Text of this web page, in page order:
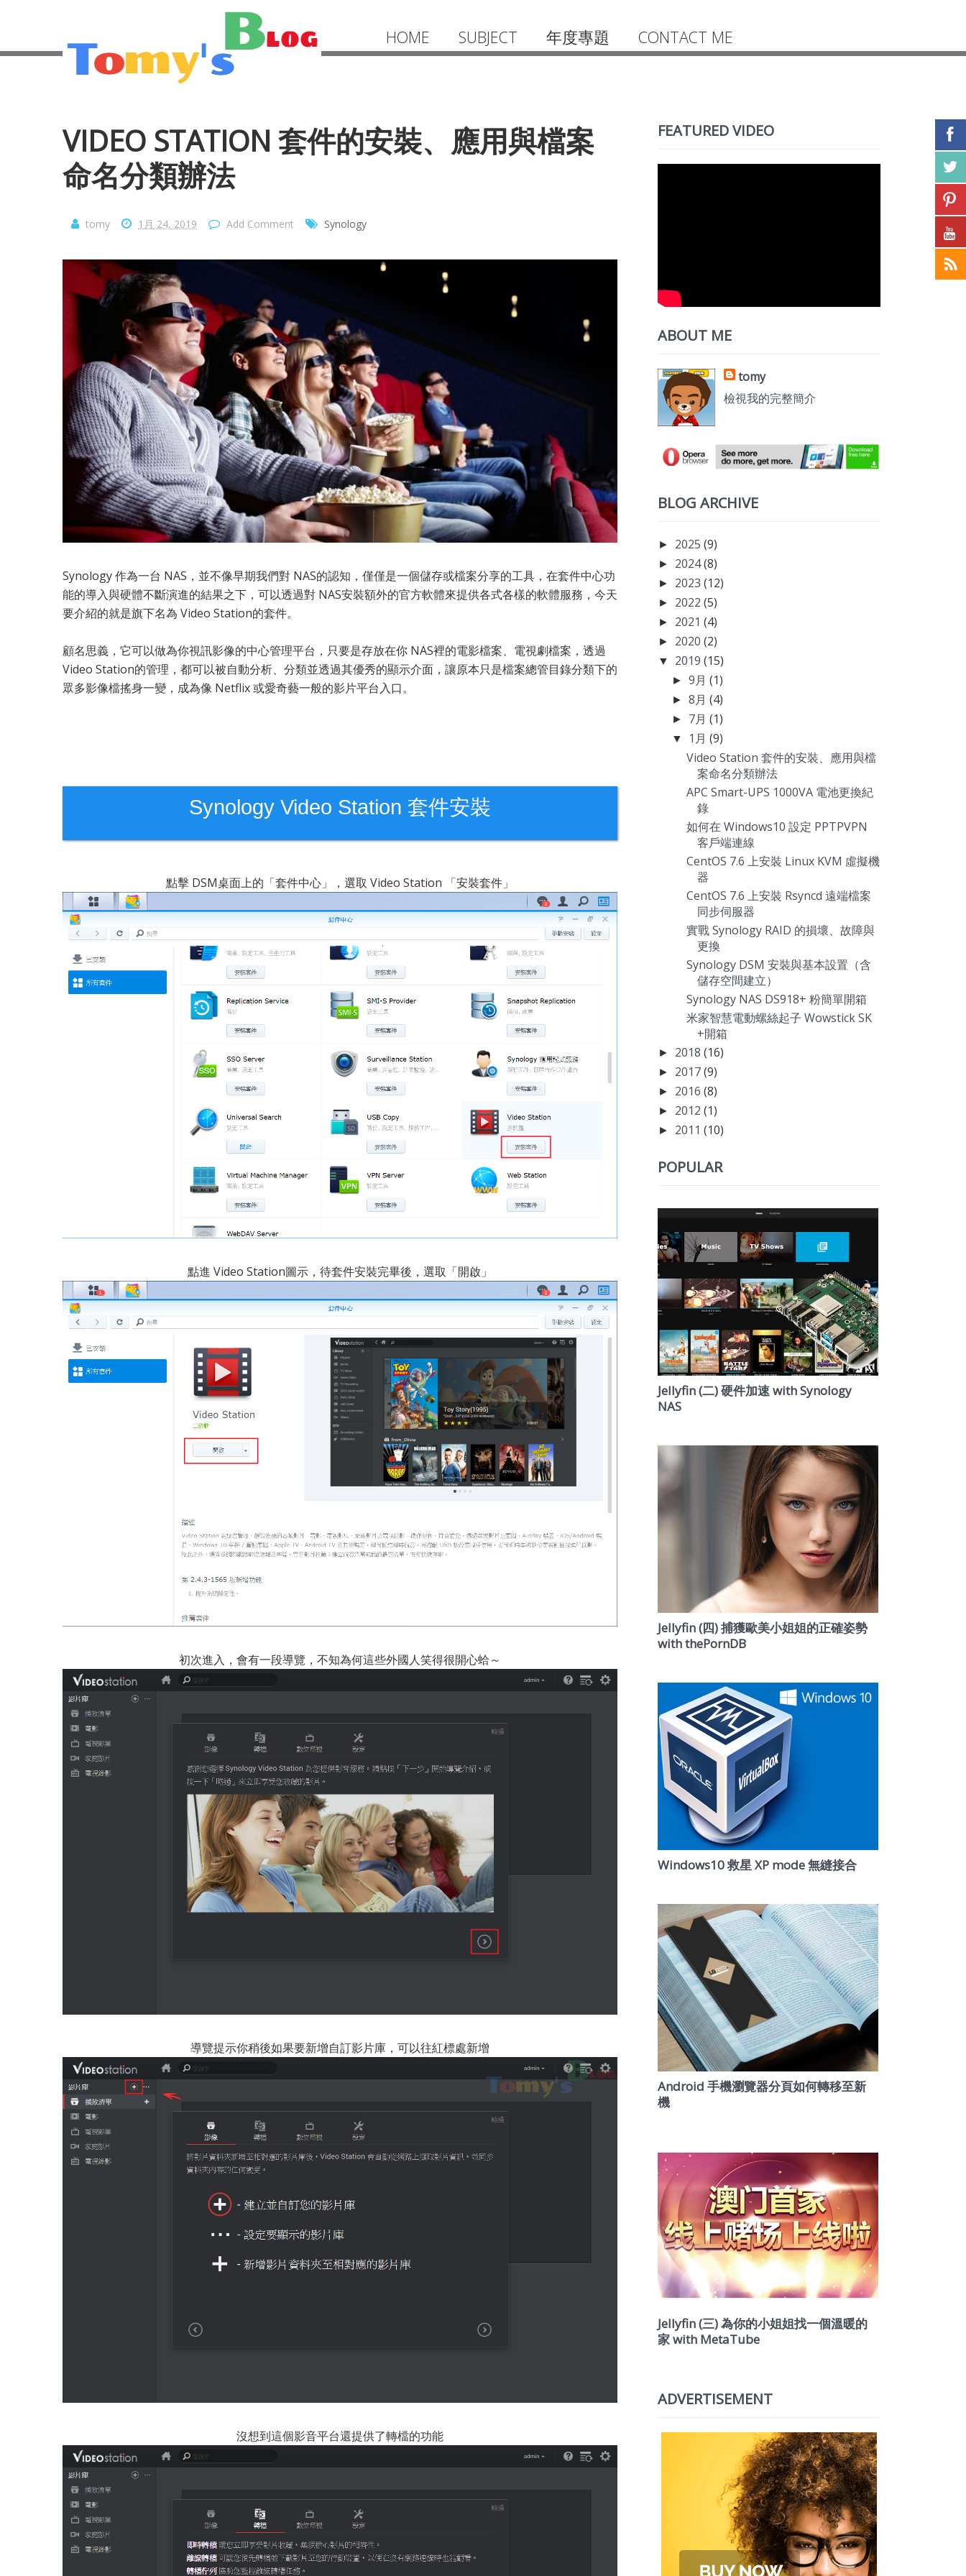
HOME SUBJECT 年度專題 CONTACT ME
VIDEO STATION 套件的安裝、應用與檔案
命名分類辦法
tomy 1月 24, 2019 Add Comment Synology
Synology 作為一台 NAS，並不像早期我們對 NAS的認知，僅僅是一個儲存或檔案分享的工具，在套件中心功
能的導入與硬體不斷演進的結果之下，可以透過對 NAS安裝額外的官方軟體來提供各式各樣的軟體服務，今天
要介紹的就是旗下名為 Video Station的套件。
顧名思義，它可以做為你視訊影像的中心管理平台，只要是存放在你 NAS裡的電影檔案、電視劇檔案，透過
Video Station的管理，都可以被自動分析、分類並透過其優秀的顯示介面，讓原本只是檔案總管目錄分類下的
眾多影像檔搖身一變，成為像 Netflix 或愛奇藝一般的影片平台入口。
Synology Video Station 套件安裝
點擊 DSM桌面上的「套件中心」，選取 Video Station 「安裝套件」
點進 Video Station圖示，待套件安裝完畢後，選取「開啟」
初次進入，會有一段導覽，不知為何這些外國人笑得很開心蛤～
導覽提示你稍後如果要新增自訂影片庫，可以往紅標處新增
沒想到這個影音平台還提供了轉檔的功能
FEATURED VIDEO
ABOUT ME
tomy
檢視我的完整簡介
BLOG ARCHIVE
► 2025 (9)
► 2024(8)
► 2023 (12)
► 2022 (5)
► 2021 (4)
► 2020 (2)
▼ 2019 (15)
► 9月 (1)
► 8月 (4)
► 7月 (1)
▼ 1月 (9)
Video Station 套件的安裝、應用與檔
案命名分類辦法
APC Smart-UPS 1000VA 電池更換紀
錄
如何在 Windows10 設定 PPTPVPN
客戶端連線
CentOS 7.6 上安裝 Linux KVM 虛擬機
器
CentOS 7.6 上安裝 Rsyncd 遠端檔案
同步伺服器
實戰 Synology RAID 的損壞、故障與
更換
Synology DSM 安裝與基本設置（含
儲存空間建立）
Synology NAS DS918+ 粉簡單開箱
米家智慧電動螺絲起子 Wowstick SK
+開箱
► 2018 (16)
► 2017(9)
► 2016 (8)
► 2012 (1)
► 2011 (10)
POPULAR
Jellyfin (二) 硬件加速 with Synology
NAS
Jellyfin (四) 捕獲歐美小姐姐的正確姿勢
with thePornDB
Windows10 救星 XP mode 無縫接合
Android 手機瀏覽器分頁如何轉移至新
機
Jellyfin (三) 為你的小姐姐找一個溫暖的
家 with MetaTube
ADVERTISEMENT